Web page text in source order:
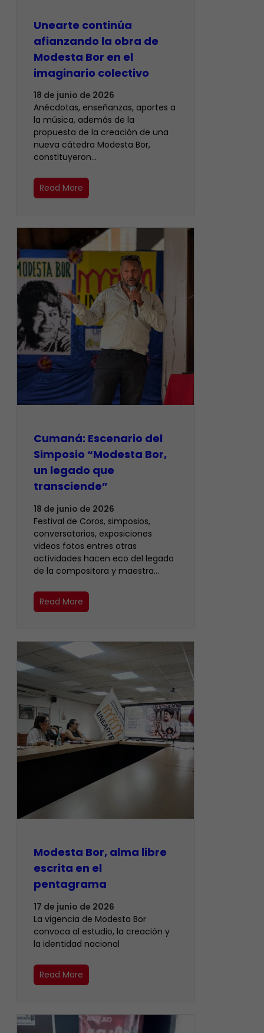
Unearte continúa
afianzando la obra de
Modesta Bor en el
imaginario colectivo
18 de junio de 2026
Anécdotas, enseñanzas, aportes a
la música, además de la
propuesta de la creación de una
nueva cátedra Modesta Bor,
constituyeron…
Read More
Cumaná: Escenario del
Simposio “Modesta Bor,
un legado que
transciende”
18 de junio de 2026
Festival de Coros, simposios,
conversatorios, exposiciones
videos fotos entres otras
actividades hacen eco del legado
de la compositora y maestra…
Read More
Modesta Bor, alma libre
escrita en el
pentagrama
17 de junio de 2026
La vigencia de Modesta Bor
convoca al estudio, la creación y
la identidad nacional
Read More